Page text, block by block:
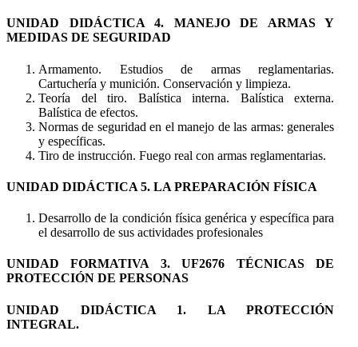
UNIDAD DIDÁCTICA 4. MANEJO DE ARMAS Y
MEDIDAS DE SEGURIDAD
Armamento. Estudios de armas reglamentarias.
Cartuchería y munición. Conservación y limpieza.
Teoría del tiro. Balística interna. Balística externa.
Balística de efectos.
Normas de seguridad en el manejo de las armas: generales
y específicas.
Tiro de instrucción. Fuego real con armas reglamentarias.
UNIDAD DIDÁCTICA 5. LA PREPARACIÓN FÍSICA
Desarrollo de la condición física genérica y específica para
el desarrollo de sus actividades profesionales
UNIDAD FORMATIVA 3. UF2676 TÉCNICAS DE
PROTECCIÓN DE PERSONAS
UNIDAD DIDÁCTICA 1. LA PROTECCIÓN
INTEGRAL.